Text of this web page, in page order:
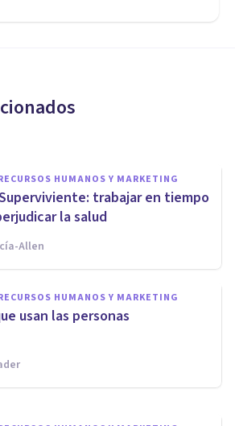
y ejemplos
HUMANOS Y MARKETING
trabajar en tiempo
la salud
Allen
HUMANOS Y MARKETING
usan las personas
de compararse
de trabajo?
Rubio